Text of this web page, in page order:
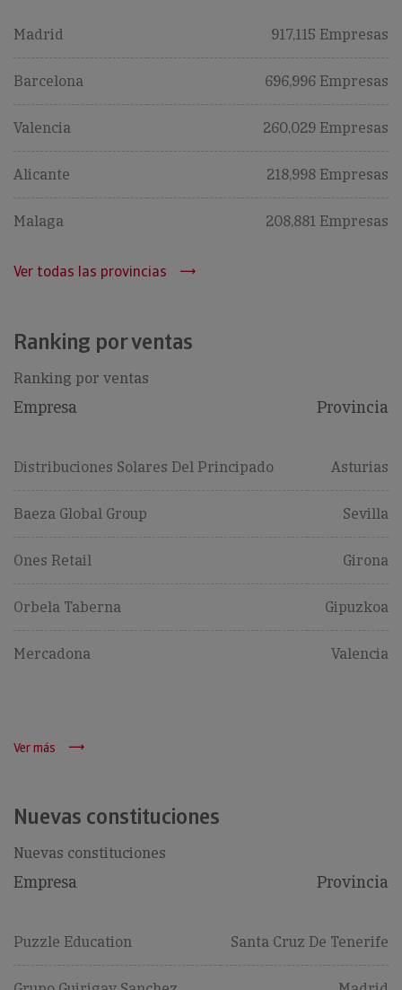
Madrid 917,115 Empresas
Barcelona 696,996 Empresas
Valencia 260,029 Empresas
Alicante 218,998 Empresas
Malaga 208,881 Empresas
Ver todas las provincias
Ranking por ventas
Ranking por ventas
Empresa Provincia
Distribuciones Solares Del Principado Asturias
Baeza Global Group Sevilla
Ones Retail Girona
Orbela Taberna Gipuzkoa
Mercadona Valencia
Ver más
Nuevas constituciones
Nuevas constituciones
Empresa Provincia
Puzzle Education Santa Cruz De Tenerife